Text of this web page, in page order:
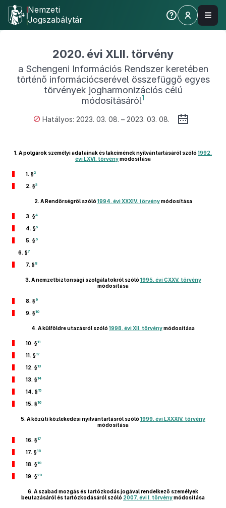
Nemzeti
Jogszabálytár
2020. évi XLII. törvény
a Schengeni Információs Rendszer keretében
történő információcserével összefüggő egyes
törvények jogharmonizációs célú
módosításáról1
Hatályos: 2023. 03. 08. – 2023. 03. 08.
1. A polgárok személyi adatainak és lakcímének nyilvántartásáról szóló 1992.
évi LXVI. törvénymódosítása
1. §2
2. §3
2. A Rendőrségről szóló 1994. évi XXXIV. törvénymódosítása
3. §4
4. §5
5. §6
6. §7
7. §8
3. A nemzetbiztonsági szolgálatokról szóló 1995. évi CXXV. törvény
módosítása
8. §9
9. §10
4. A külföldre utazásról szóló 1998. évi XII. törvénymódosítása
10. §11
11. §12
12. §13
13. §14
14. §15
15. §16
5. A közúti közlekedési nyilvántartásról szóló 1999. évi LXXXIV. törvény
módosítása
16. §17
17. §18
18. §19
19. §20
6. A szabad mozgás és tartózkodás jogával rendelkező személyek
beutazásáról és tartózkodásáról szóló 2007. évi I. törvénymódosítása